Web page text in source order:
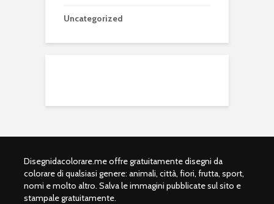
Uncategorized
Disegnidacolorare.me offre gratuitamente disegni da
colorare di qualsiasi genere: animali, città, fiori, frutta, sport,
nomi e molto altro. Salva le immagini pubblicate sul sito e
stampale gratuitamente.